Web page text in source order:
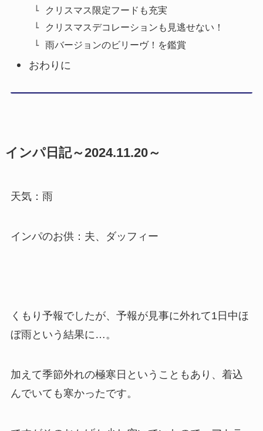
クリスマス限定フードも充実
クリスマスデコレーションも見逃せない！
雨バージョンのビリーヴ！を鑑賞
おわりに
インパ日記～2024.11.20～
天気：雨
インパのお供：夫、ダッフィー
くもり予報でしたが、予報が見事に外れて1日中ほ
ぼ雨という結果に…。
加えて季節外れの極寒日ということもあり、着込
んでいても寒かったです。